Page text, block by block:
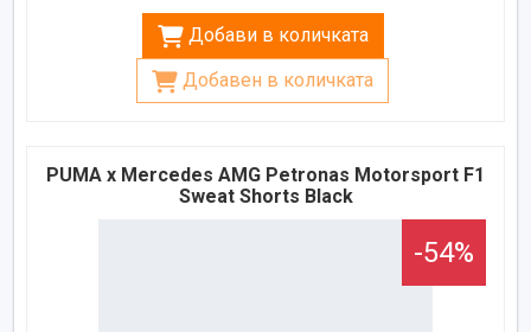
Добави в количката
Добавен в количката
PUMA x Mercedes AMG Petronas Motorsport F1
Sweat Shorts Black
-54%